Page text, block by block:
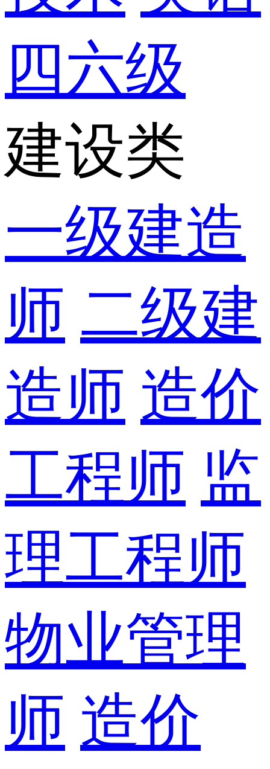
四六级
建设类
一级建造
师 二级建
造师 造价
工程师 监
理工程师
物业管理
师 造价